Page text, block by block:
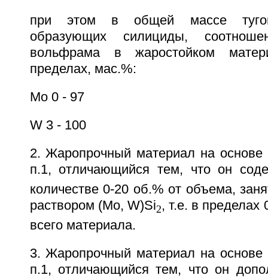
при этом в общей массе
образующих силициды,
вольфрама в жаростойком
пределах, маc.%:
Мо 0 - 97
W 3 - 100
2. Жаропрочный материал на основе
п.1, отличающийся тем, что он
количестве 0-20 об.% от объема,
раствором (Mo, W)Si2, т.е. в пределах
всего материала.
3. Жаропрочный материал на основе
п.1, отличающийся тем, что он